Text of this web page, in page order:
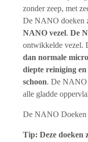
zonder zeep, met
De NANO doeken
NANO vezel. De
ontwikkelde vezel.
dan normale
diepte reiniging
schoon. De NANO
alle gladde
De NANO Doeken
Tip: Deze doeken